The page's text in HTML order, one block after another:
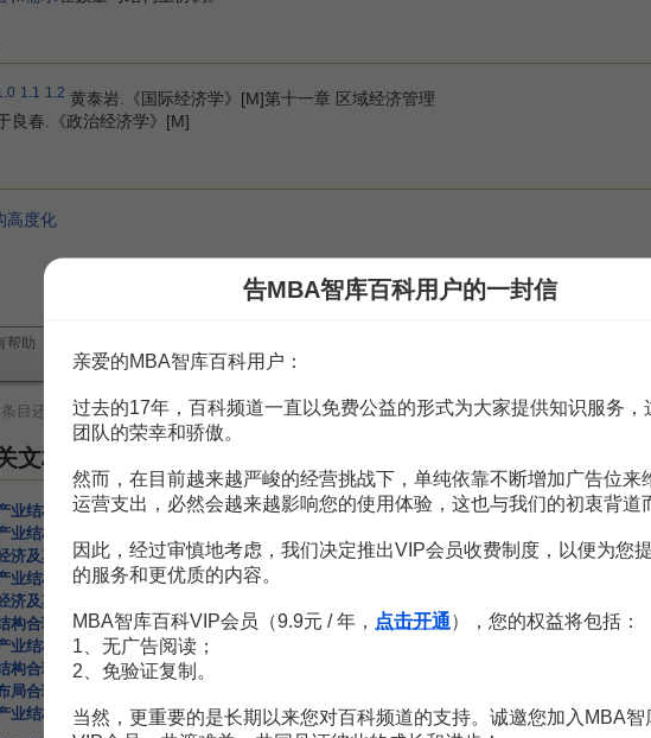
1.1 1.2 黄泰岩.《国际经济学》[M]第十一章 区域经济管理
良春.《政治经济学》[M]
高度化
帮助 赏
目还有待完善，需要补充新内容或修改错误内容，请编辑条目或投诉举报。
文档
业结构量化模型的湖南省能源结构合理化研究 4页
业结构合理化研究
济及其产业结构的合理化 4页
业结构合理化研究 2页
济及其产业结构的合理化
构合理化评价体系研究 7页
业结构合理化水平简析 2页
构合理化评价体系研究 7页
局合理化与产业结构调整
业结构合理化理论研究综述 3页
告MBA智库百科用户的一封信
亲爱的MBA智库百科用户：
过去的17年，百科频道一直以免费公益的形式为大家提供知识服务，
团队的荣幸和骄傲。
然而，在目前越来越严峻的经营挑战下，单纯依靠不断增加广告位来
运营支出，必然会越来越影响您的使用体验，这也与我们的初衷背道
因此，经过审慎地考虑，我们决定推出VIP会员收费制度，以便为您
的服务和更优质的内容。
MBA智库百科VIP会员（9.9元 / 年， 点击开通），您的权益将包括：
1、无广告阅读；
2、免验证复制。
当然，更重要的是长期以来您对百科频道的支持。诚邀您加入MBA智